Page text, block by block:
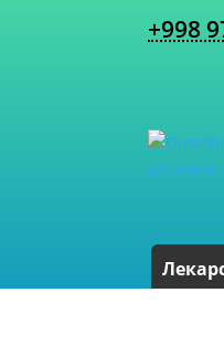
+998